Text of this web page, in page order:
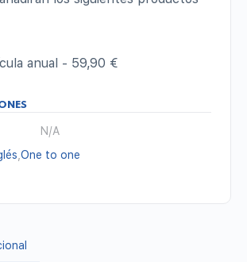
anual - 59,90 €
N/A
One to one